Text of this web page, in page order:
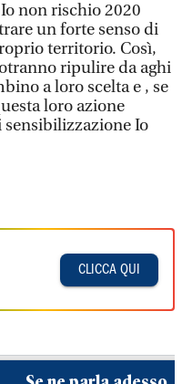
non rischio 2020
un forte senso di
territorio. Così,
ripulire da aghi
a loro scelta e , se
loro azione
sensibilizzazione Io
CLICCA QUI